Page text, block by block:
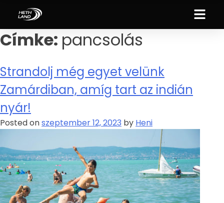
Címke: pancsolás
Strandolj még egyet velünk
Zamárdiban, amíg tart az indián
nyár!
Posted onszeptember 12, 2023 by Heni